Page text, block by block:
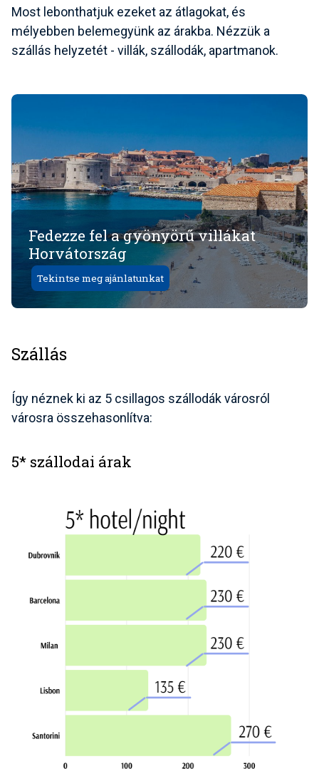
Most lebonthatjuk ezeket az átlagokat, és
mélyebben belemegyünk az árakba. Nézzük a
szállás helyzetét - villák, szállodák, apartmanok.
Fedezze fel a gyönyörű villákat
Horvátország
Tekintse meg ajánlatunkat
Szállás
Így néznek ki az 5 csillagos szállodák városról
városra összehasonlítva:
5* szállodai árak